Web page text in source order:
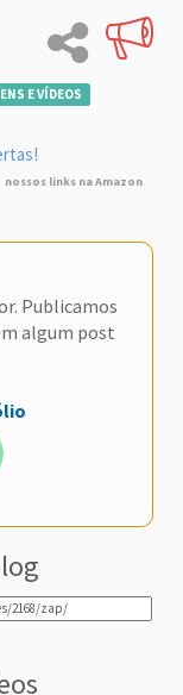
E VÍDEOS
nossos links na Amazon
Publicamos
algum post